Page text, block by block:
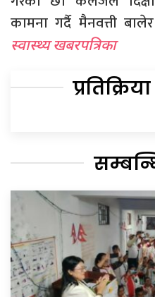
कामना गर्दै मैनवत्ती
स्वास्थ्य खबरपत्रिका